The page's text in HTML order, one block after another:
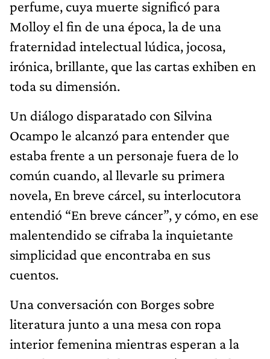
perfume, cuya muerte significó para
Molloy el fin de una época, la de una
fraternidad intelectual lúdica, jocosa,
irónica, brillante, que las cartas exhiben en
toda su dimensión.
Un diálogo disparatado con Silvina
Ocampo le alcanzó para entender que
estaba frente a un personaje fuera de lo
común cuando, al llevarle su primera
novela, En breve cárcel, su interlocutora
entendió “En breve cáncer”, y cómo, en ese
malentendido se cifraba la inquietante
simplicidad que encontraba en sus
cuentos.
Una conversación con Borges sobre
literatura junto a una mesa con ropa
interior femenina mientras esperan a la